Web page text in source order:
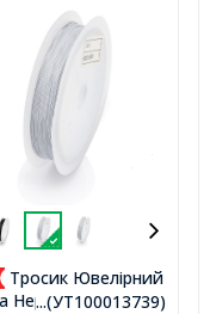
...(УТ100013739)
Тросик Ювелірний
Нержавіюча